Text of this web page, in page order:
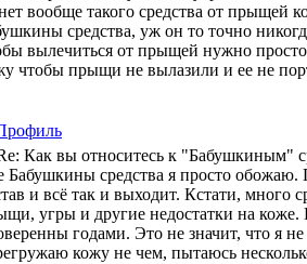
вообще такого средства от прыщей
средства, уж он то точно
вылечиться от прыщей нужно просто
чтобы прыщи не вылазили и ее не
Как вы относитесь к "Бабушкиным"
Бабушкины средства я просто обожаю.
и всё так и выходит. Кстати, много
угры и другие недостатки на
годами. Это не значит, что я
кожу не чем, пытаюсь